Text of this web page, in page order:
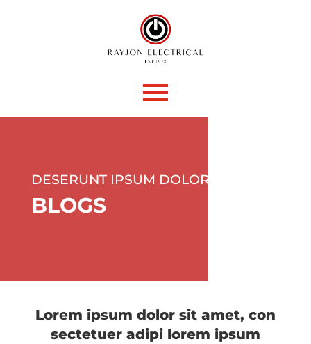
DESERUNT IPSUM DOLOR
BLOGS
Lorem ipsum dolor sit amet, con
sectetuer adipi lorem ipsum